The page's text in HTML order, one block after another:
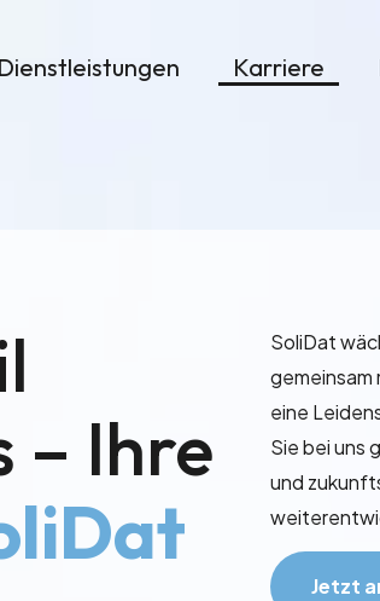
Karriere
– Ihre
SoliDat
eine
Sie bei uns
und
Jetzt